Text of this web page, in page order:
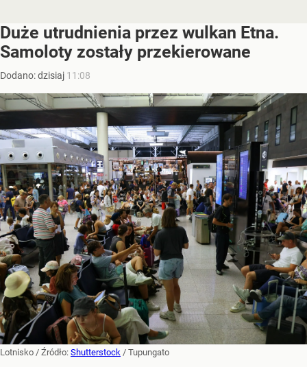
Duże utrudnienia przez wulkan Etna.
Samoloty zostały przekierowane
Dodano:dzisiaj 11:08
Lotnisko / Źródło: Shutterstock / Tupungato